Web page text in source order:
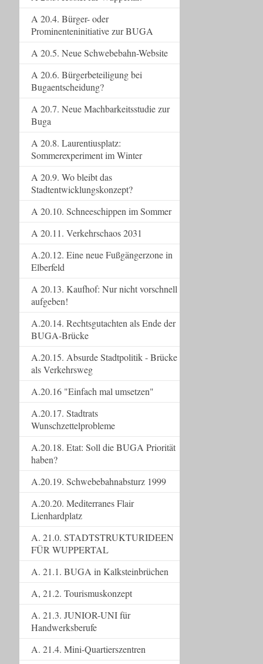
A 20.4. Bürger- oder
Prominenteninitiative zur BUGA
A 20.5. Neue Schwebebahn-Website
A 20.6. Bürgerbeteiligung bei
Bugaentscheidung?
A 20.7. Neue Machbarkeitsstudie zur
Buga
A 20.8. Laurentiusplatz:
Sommerexperiment im Winter
A 20.9. Wo bleibt das
Stadtentwicklungskonzept?
A 20.10. Schneeschippen im Sommer
A 20.11. Verkehrschaos 2031
A.20.12. Eine neue Fußgängerzone in
Elberfeld
A 20.13. Kaufhof: Nur nicht vorschnell
aufgeben!
A.20.14. Rechtsgutachten als Ende der
BUGA-Brücke
A.20.15. Absurde Stadtpolitik - Brücke
als Verkehrsweg
A.20.16 "Einfach mal umsetzen"
A.20.17. Stadtrats
Wunschzettelprobleme
A.20.18. Etat: Soll die BUGA Priorität
haben?
A.20.19. Schwebebahnabsturz 1999
A.20.20. Mediterranes Flair
Lienhardplatz
A. 21.0. STADTSTRUKTURIDEEN
FÜR WUPPERTAL
A. 21.1. BUGA in Kalksteinbrüchen
A, 21.2. Tourismuskonzept
A. 21.3. JUNIOR-UNI für
Handwerksberufe
A. 21.4. Mini-Quartierszentren